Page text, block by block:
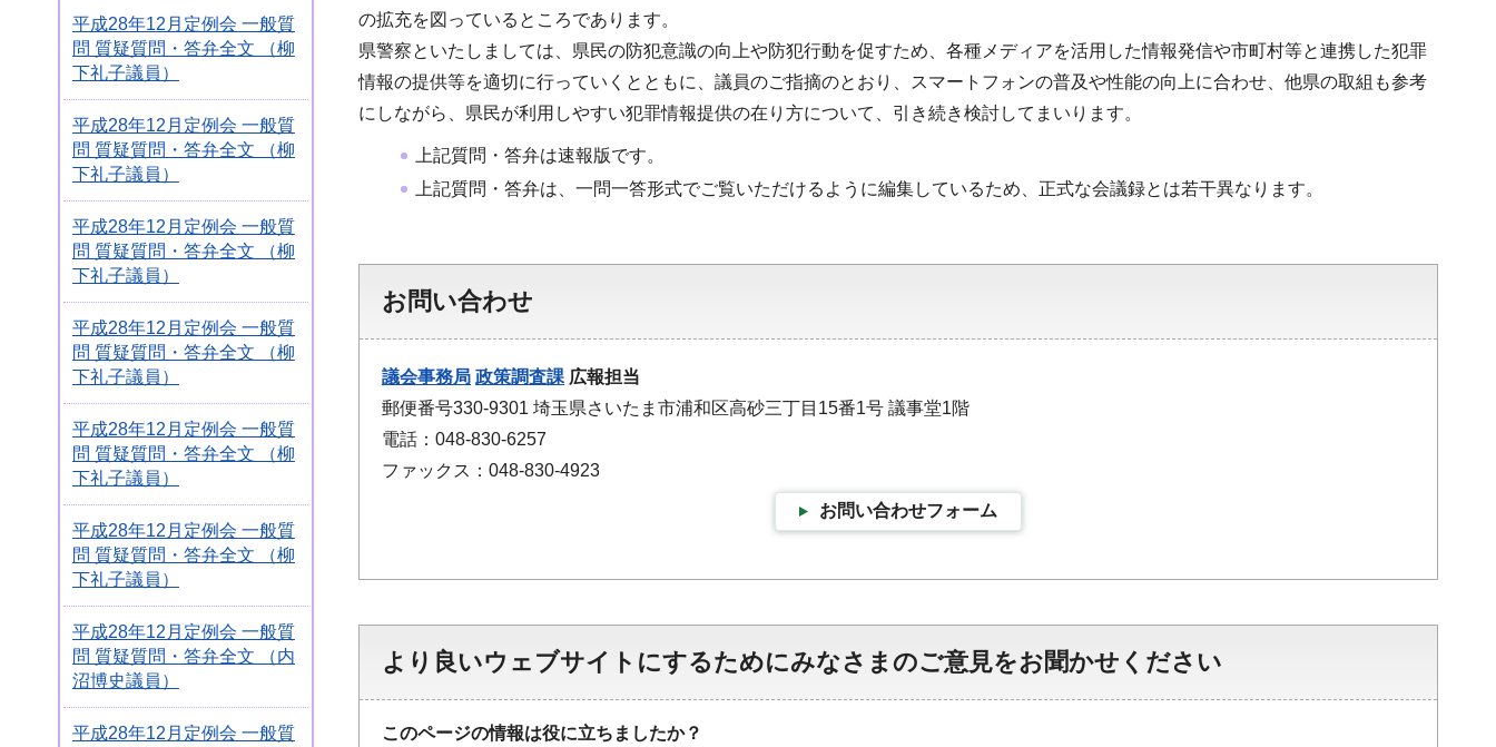
平成28年12月定例会 一般質
問 質疑質問・答弁全文 （柳
下礼子議員）
平成28年12月定例会 一般質
問 質疑質問・答弁全文 （柳
下礼子議員）
平成28年12月定例会 一般質
問 質疑質問・答弁全文 （柳
下礼子議員）
平成28年12月定例会 一般質
問 質疑質問・答弁全文 （柳
下礼子議員）
平成28年12月定例会 一般質
問 質疑質問・答弁全文 （柳
下礼子議員）
平成28年12月定例会 一般質
問 質疑質問・答弁全文 （柳
下礼子議員）
平成28年12月定例会 一般質
問 質疑質問・答弁全文 （内
沼博史議員）
平成28年12月定例会 一般質
の拡充を図っているところであります。
県警察といたしましては、県民の防犯意識の向上や防犯行動を促すため、各種メディアを活用した情報発信や市町村等と連携した犯罪
情報の提供等を適切に行っていくとともに、議員のご指摘のとおり、スマートフォンの普及や性能の向上に合わせ、他県の取組も参考
にしながら、県民が利用しやすい犯罪情報提供の在り方について、引き続き検討してまいります。
上記質問・答弁は速報版です。
上記質問・答弁は、一問一答形式でご覧いただけるように編集しているため、正式な会議録とは若干異なります。
お問い合わせ
議会事務局 政策調査課 広報担当
郵便番号330-9301 埼玉県さいたま市浦和区高砂三丁目15番1号 議事堂1階
電話：048-830-6257
ファックス：048-830-4923
お問い合わせフォーム
より良いウェブサイトにするためにみなさまのご意見をお聞かせください
このページの情報は役に立ちましたか？